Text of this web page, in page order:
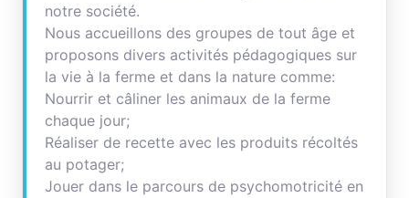
notre société.
Nous accueillons des groupes de tout âge et
proposons divers activités pédagogiques sur
la vie à la ferme et dans la nature comme:
Nourrir et câliner les animaux de la ferme
chaque jour;
Réaliser de recette avec les produits récoltés
au potager;
Jouer dans le parcours de psychomotricité en